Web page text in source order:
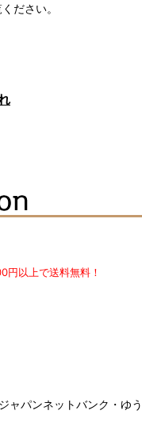
ださい。
円以上で送料無料！
パンネットバンク・ゆう